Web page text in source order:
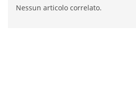
Nessun articolo correlato.